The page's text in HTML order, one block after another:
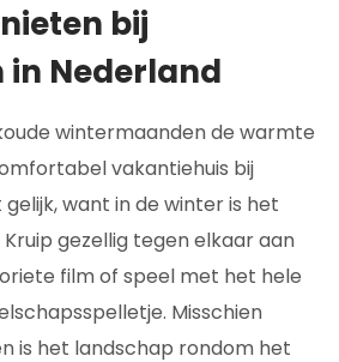
bij
in Nederland
wintermaanden de warmte
vakantiehuis bij
want in de winter is het
gezellig tegen elkaar aan
film of speel met het hele
Misschien
is het landschap rondom het